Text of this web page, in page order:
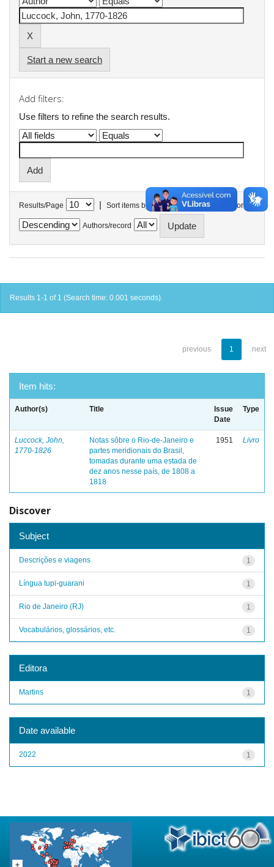
Start a new search
Add filters:
Use filters to refine the search results.
Results/Page | Sort items by In order
Authors/record
Results 1-1 of 1 (Search time: 0.001 seconds).
previous 1 next
Item hits:
Author(s) Title
Issue
Date
Type
Luccock, John,
1770-1826
Notas sôbre o Rio-de-Janeiro e
partes meridionais do Brasil,
tomadas durante uma estada de
dez anos nesse país, de 1808 a
1818
1951 Livro
Discover
Subject
1
Descrições e viagens
1
Língua tupi-guarani
1
Rio de Janeiro (RJ)
1
Vocabulários, glossários, etc.
Editora
1
Martins
Date available
1
2022